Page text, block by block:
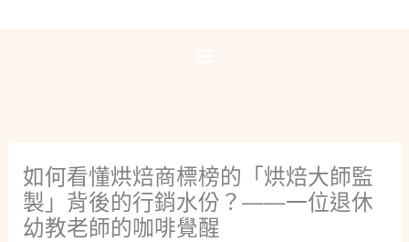
如何看懂烘焙商標榜的「烘焙大師監
製」背後的行銷水份？——一位退休
幼教老師的咖啡覺醒